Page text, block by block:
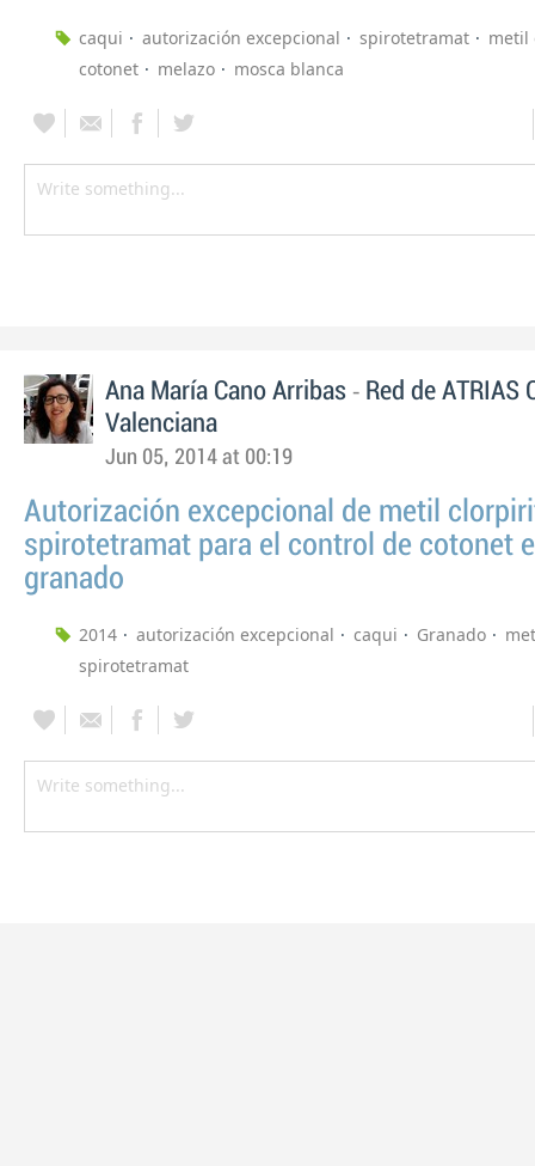
caqui autorización excepcional spirotetramat
metil
cotonet
melazo mosca blanca
Ana María Cano Arribas - Red de ATRIAS
Valenciana
Jun 05, 2014 at 00:19
Autorización excepcional de metil
spirotetramat para el control de cotonet
granado
2014 autorización excepcional caqui Granado
spirotetramat